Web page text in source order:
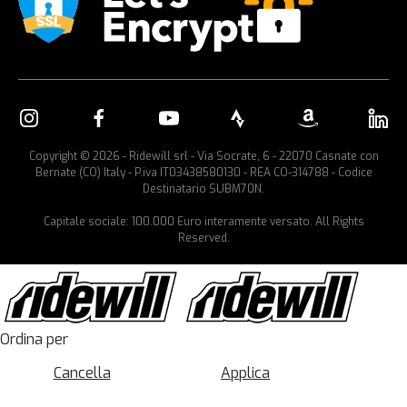
Copyright © 2026 - Ridewill srl - Via Socrate, 6 - 22070 Casnate con
Bernate (CO) Italy - P.iva IT03438580130 - REA CO-314788 - Codice
Destinatario SUBM70N.
Capitale sociale: 100.000 Euro interamente versato. All Rights
Reserved.
Ordina per
Cancella
Applica